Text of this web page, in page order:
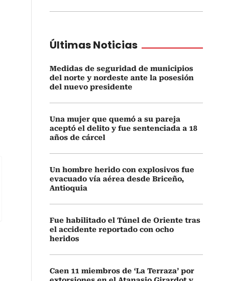
Últimas Noticias
Medidas de seguridad de municipios
del norte y nordeste ante la posesión
del nuevo presidente
Una mujer que quemó a su pareja
aceptó el delito y fue sentenciada a 18
años de cárcel
Un hombre herido con explosivos fue
evacuado vía aérea desde Briceño,
Antioquia
Fue habilitado el Túnel de Oriente tras
el accidente reportado con ocho
heridos
Caen 11 miembros de ‘La Terraza’ por